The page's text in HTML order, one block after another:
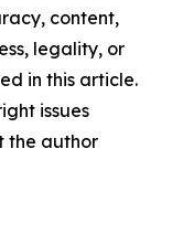
content,
legality, or
in this article.
issues
the author